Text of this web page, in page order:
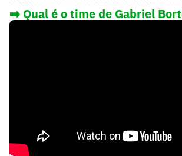
➡️ Qual é o time de Gabriel